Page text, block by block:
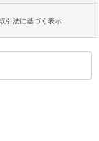
引法に基づく表示